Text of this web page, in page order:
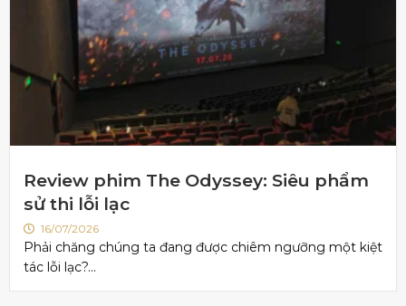
Review phim The Odyssey: Siêu phẩm
sử thi lỗi lạc
16/07/2026
Phải chăng chúng ta đang được chiêm ngưỡng một kiệt
tác lỗi lạc?...